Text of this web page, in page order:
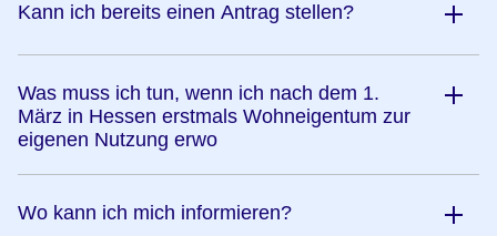
Kann ich bereits einen Antrag stellen?
Was muss ich tun, wenn ich nach dem 1.
März in Hessen erstmals Wohneigentum zur
eigenen Nutzung erwo
Wo kann ich mich informieren?